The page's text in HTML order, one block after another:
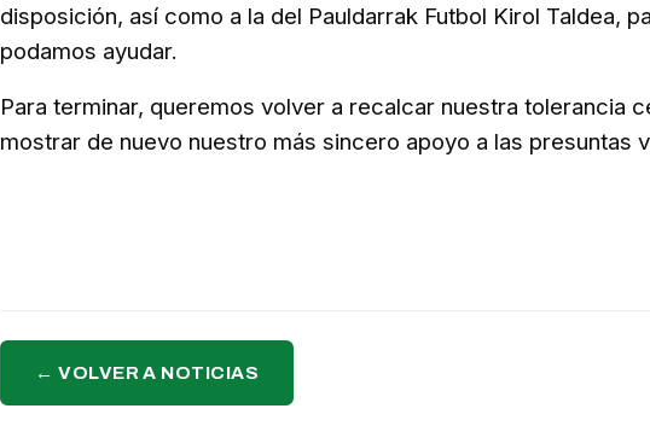
disposición, así como a la del Pauldarrak Futbol Kirol Taldea,
podamos ayudar.
Para terminar, queremos volver a recalcar nuestra tolerancia
mostrar de nuevo nuestro más sincero apoyo a las presuntas
← VOLVER A NOTICIAS